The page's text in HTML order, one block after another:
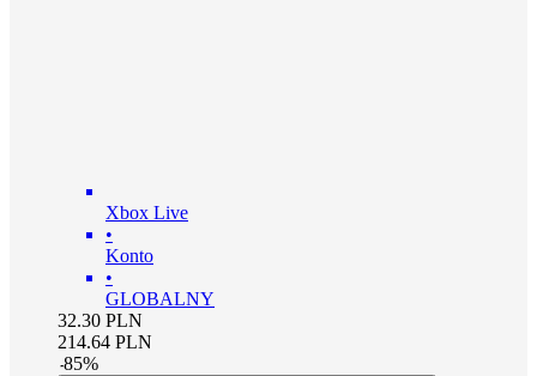
Xbox Live
•
Konto
•
GLOBALNY
32.30 PLN
214.64 PLN
-85%